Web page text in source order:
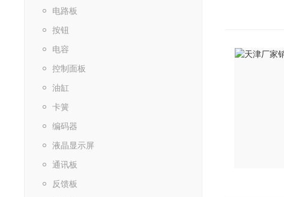
电路板
按钮
电容
控制面板
油缸
卡簧
编码器
液晶显示屏
通讯板
反馈板